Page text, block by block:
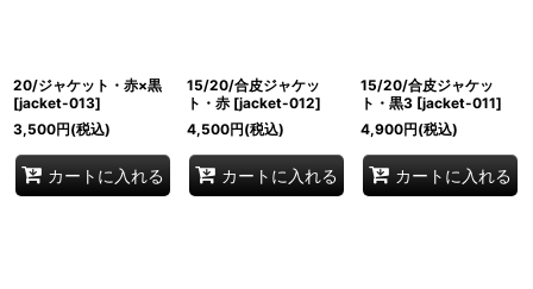
20/ジャケット・赤×黒
[jacket-013]
3,500円(税込)
カートに入れる
15/20/合皮ジャケッ
ト・赤 [jacket-012]
4,500円(税込)
カートに入れる
15/20/合皮ジャケッ
ト・黒3 [jacket-011]
4,900円(税込)
カートに入れる